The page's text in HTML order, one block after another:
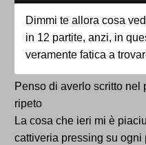
Dimmi te allora cosa
in 12 partite, anzi, in
veramente fatica a
Penso di averlo scritto nel
ripeto
La cosa che ieri mi è
cattiveria pressing su